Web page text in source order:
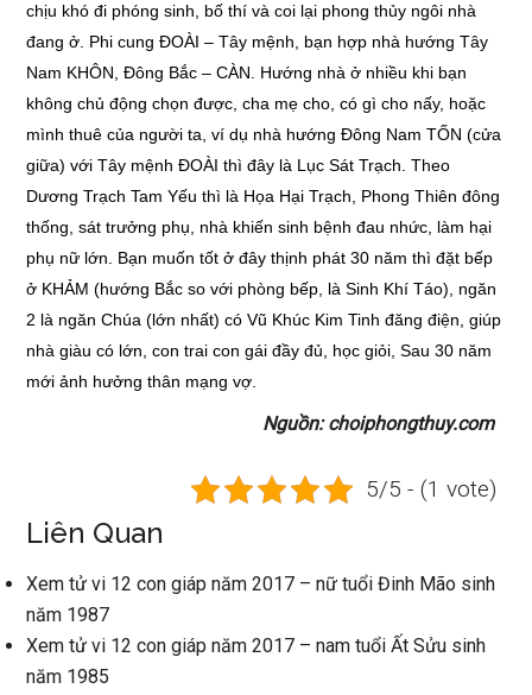
chịu khó đi phóng sinh, bố thí và coi lại phong thủy ngôi nhà
đang ở. Phi cung ĐOÀI – Tây mệnh, bạn hợp nhà hướng Tây
Nam KHÔN, Đông Bắc – CÀN. Hướng nhà ở nhiều khi bạn
không chủ động chọn được, cha mẹ cho, có gì cho nấy, hoặc
mình thuê của người ta, ví dụ nhà hướng Đông Nam TỐN (cửa
giữa) với Tây mệnh ĐOÀI thì đây là Lục Sát Trạch. Theo
Dương Trạch Tam Yếu thì là Họa Hại Trạch, Phong Thiên đông
thống, sát trưởng phụ, nhà khiến sinh bệnh đau nhức, làm hại
phụ nữ lớn. Bạn muốn tốt ở đây thịnh phát 30 năm thì đặt bếp
ở KHẢM (hướng Bắc so với phòng bếp, là Sinh Khí Táo), ngăn
2 là ngăn Chúa (lớn nhất) có Vũ Khúc Kim Tinh đăng điện, giúp
nhà giàu có lớn, con trai con gái đầy đủ, học giỏi, Sau 30 năm
mới ảnh hưởng thân mạng vợ.
Nguồn: choiphongthuy.com
5/5 - (1 vote)
Liên Quan
Xem tử vi 12 con giáp năm 2017 – nữ tuổi Đinh Mão sinh
năm 1987
Xem tử vi 12 con giáp năm 2017 – nam tuổi Ất Sửu sinh
năm 1985